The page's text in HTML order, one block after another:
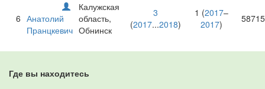
6 Анатолий
Пранцкевич
Калужская
область,
Обнинск
3
(2017...2018)
1 (2017–
2017)
Где вы находитесь